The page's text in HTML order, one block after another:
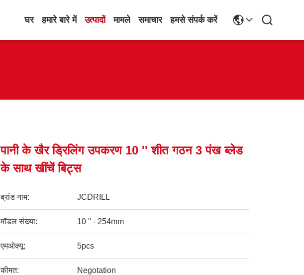
घर हमारे बारे में उत्पादों मामले समाचार हमसे संपर्क करें
पानी के खैर ड्रिलिंग उपकरण 10 '' शीत गठन 3 पंख ब्लेड
के साथ खींचें बिट्स
ब्रांड नाम: JCDRILL
मॉडल संख्या: 10 '' - 254mm
एमओक्यू: 5pcs
कीमत: Negotation